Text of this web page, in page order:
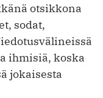
otsikkona
sodat,
ihmisiä, koska
jokaisesta